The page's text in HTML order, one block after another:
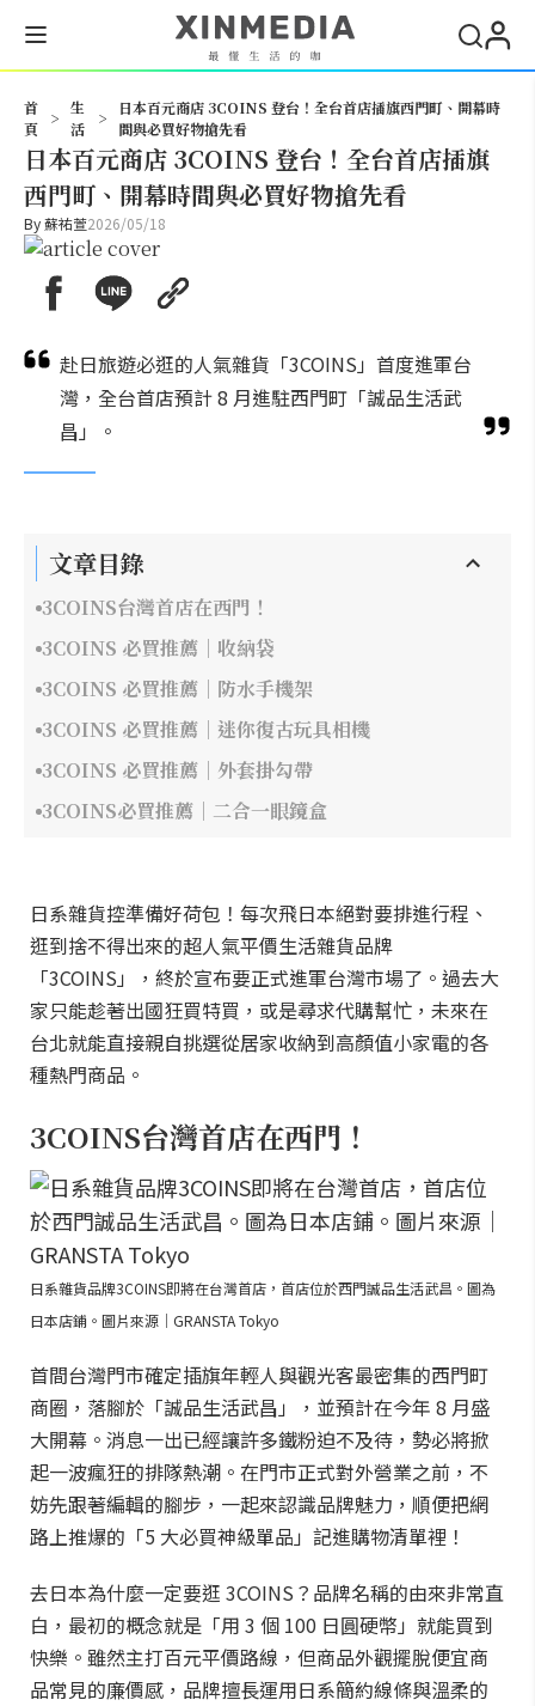
首
頁
>
生
活
>
日本百元商店 3COINS 登台！全台首店插旗西門町、開幕時
間與必買好物搶先看
日本百元商店 3COINS 登台！全台首店插旗
西門町、開幕時間與必買好物搶先看
By蘇祐萱2026/05/18
赴日旅遊必逛的人氣雜貨「3COINS」首度進軍台
灣，全台首店預計 8 月進駐西門町「誠品生活武
昌」。
文章目錄
3COINS台灣首店在西門！
3COINS 必買推薦｜收納袋
3COINS 必買推薦｜防水手機架
3COINS 必買推薦｜迷你復古玩具相機
3COINS 必買推薦｜外套掛勾帶
3COINS必買推薦｜二合一眼鏡盒
日系雜貨控準備好荷包！每次飛日本絕對要排進行程、
逛到捨不得出來的超人氣平價生活雜貨品牌
「3COINS」，終於宣布要正式進軍台灣市場了。過去大
家只能趁著出國狂買特買，或是尋求代購幫忙，未來在
台北就能直接親自挑選從居家收納到高顏值小家電的各
種熱門商品。
3COINS台灣首店在西門！
日系雜貨品牌3COINS即將在台灣首店，首店位於西門誠品生活武昌。圖為
日本店鋪。圖片來源｜GRANSTA Tokyo
首間台灣門市確定插旗年輕人與觀光客最密集的西門町
商圈，落腳於「誠品生活武昌」，並預計在今年 8 月盛
大開幕。消息一出已經讓許多鐵粉迫不及待，勢必將掀
起一波瘋狂的排隊熱潮。在門市正式對外營業之前，不
妨先跟著編輯的腳步，一起來認識品牌魅力，順便把網
路上推爆的「5 大必買神級單品」記進購物清單裡！
去日本為什麼一定要逛 3COINS？品牌名稱的由來非常直
白，最初的概念就是「用 3 個 100 日圓硬幣」就能買到
快樂。雖然主打百元平價路線，但商品外觀擺脫便宜商
品常見的廉價感，品牌擅長運用日系簡約線條與溫柔的